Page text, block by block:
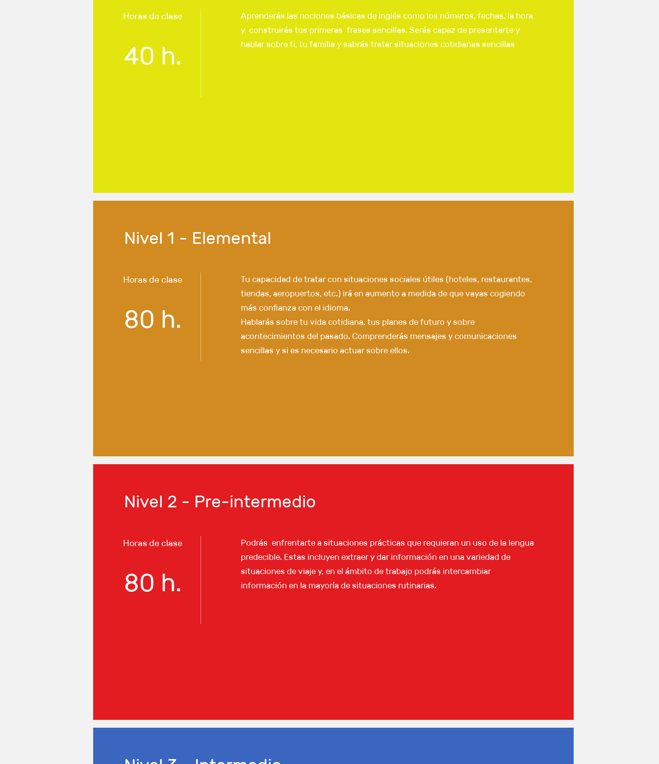
Horas de clase
40 h.
Aprenderás las nociones básicas de inglés como los números, fechas, la hora
y construirás tus primeras frases sencillas. Serás capaz de presentarte y
hablar sobre ti, tu familia y sabrás tratar situaciones cotidianas sencillas
Nivel 1 - Elemental
Horas de clase
80 h.
Tu capacidad de tratar con situaciones sociales útiles (hoteles, restaurantes,
tiendas, aeropuertos, etc.) irá en aumento a medida de que vayas cogiendo
más confianza con el idioma.
Hablarás sobre tu vida cotidiana, tus planes de futuro y sobre
acontecimientos del pasado. Comprenderás mensajes y comunicaciones
sencillas y si es necesario actuar sobre ellos.
Nivel 2 - Pre-intermedio
Horas de clase
80 h.
Podrás enfrentarte a situaciones prácticas que requieran un uso de la lengua
predecible. Estas incluyen extraer y dar información en una variedad de
situaciones de viaje y, en el ámbito de trabajo podrás intercambiar
información en la mayoría de situaciones rutinarias.